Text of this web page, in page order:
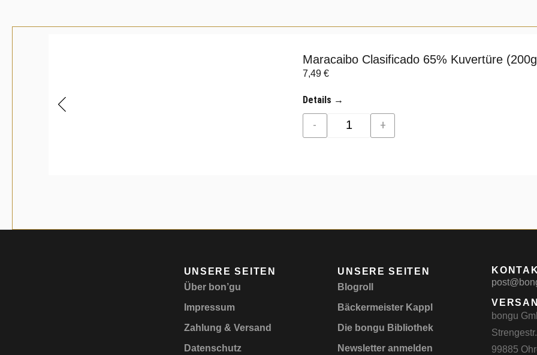
Maracaibo Clasificado 65% Kuvertüre
7,49 €
Details →
- +
UNSERE SEITEN
Über bon’gu
Impressum
Zahlung & Versand
Datenschutz
UNSERE SEITEN
Blogroll
Bäckermeister Kappl
Die bongu Bibliothek
Newsletter anmelden
bongu
99885